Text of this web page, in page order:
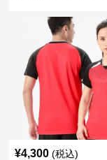
¥4,300 (税込)